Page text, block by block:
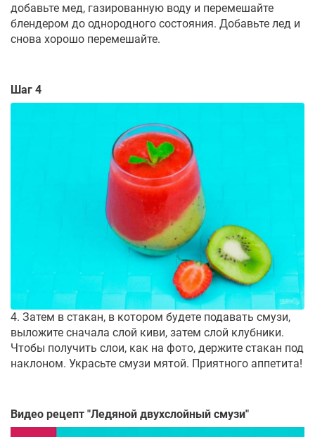
добавьте мед, газированную воду и перемешайте
блендером до однородного состояния. Добавьте лед и
снова хорошо перемешайте.
Шаг 4
4. Затем в стакан, в котором будете подавать смузи,
выложите сначала слой киви, затем слой клубники.
Чтобы получить слои, как на фото, держите стакан под
наклоном. Украсьте смузи мятой. Приятного аппетита!
Видео рецепт "Ледяной двухслойный смузи"